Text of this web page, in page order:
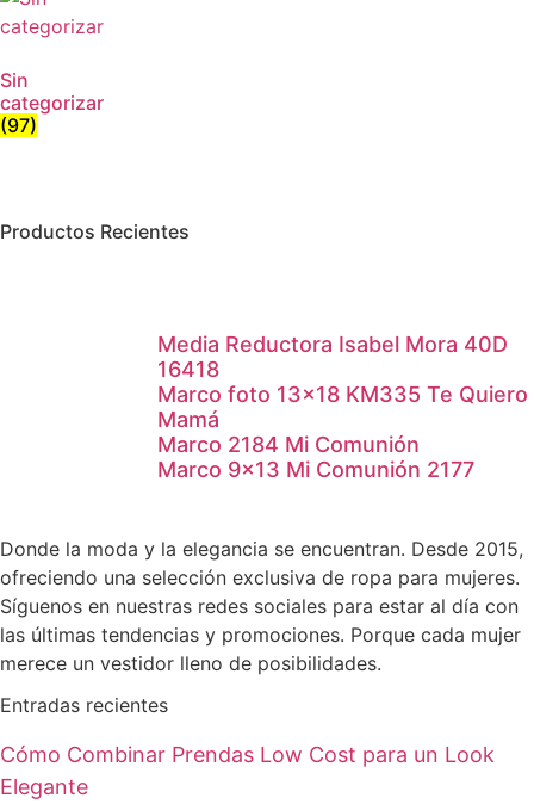
Sin
categorizar
(97)
Productos Recientes
Media Reductora Isabel Mora 40D
16418
Marco foto 13×18 KM335 Te Quiero
Mamá
Marco 2184 Mi Comunión
Marco 9×13 Mi Comunión 2177
Donde la moda y la elegancia se encuentran. Desde 2015,
ofreciendo una selección exclusiva de ropa para mujeres.
Síguenos en nuestras redes sociales para estar al día con
las últimas tendencias y promociones. Porque cada mujer
merece un vestidor lleno de posibilidades.
Entradas recientes
Cómo Combinar Prendas Low Cost para un Look
Elegante